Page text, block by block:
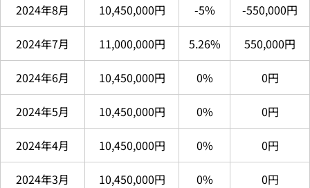
2024年8月 10,450,000円 -5% -550,000円
2024年7月 11,000,000円 5.26% 550,000円
2024年6月 10,450,000円 0% 0円
2024年5月 10,450,000円 0% 0円
2024年4月 10,450,000円 0% 0円
2024年3月 10,450,000円 0% 0円